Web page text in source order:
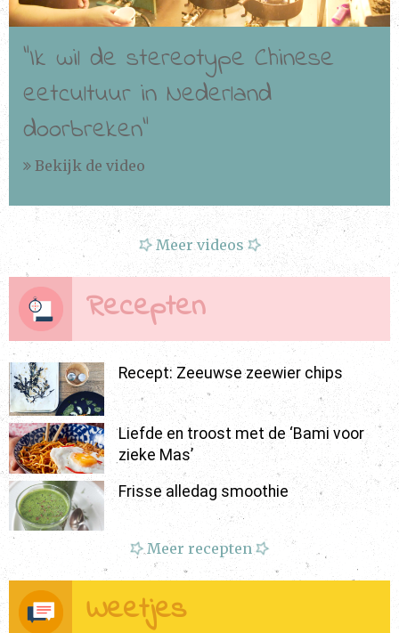
“Ik wil de stereotype Chinese
eetcultuur in Nederland
doorbreken”
Bekijk de video
Meer videos
Recepten
Recept: Zeeuwse zeewier chips
Liefde en troost met de ‘Bami voor
zieke Mas’
Frisse alledag smoothie
Meer recepten
Weetjes